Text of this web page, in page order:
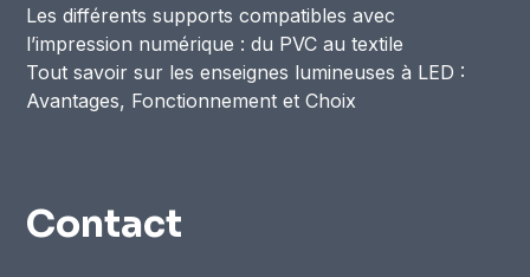
Les différents supports compatibles avec
l’impression numérique : du PVC au textile
Tout savoir sur les enseignes lumineuses à LED :
Avantages, Fonctionnement et Choix
Contact